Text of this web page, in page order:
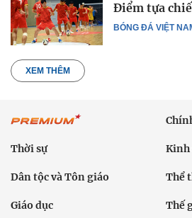
BÓNG ĐÁ VIỆT
Điểm tựa
XEM THÊM
Thời sự Kinh
Dân tộc và Tôn giáo Thể
Giáo dục Thế